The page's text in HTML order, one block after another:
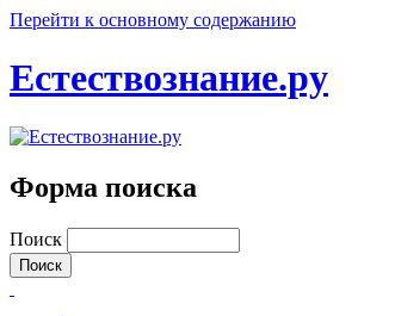
Перейти к основному содержанию
Естествознание.ру
Форма поиска
Поиск